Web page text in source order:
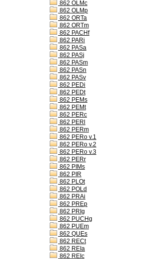
862 OLMc
862 OLMp
862 ORTa
862 ORTm
862 PACHf
862 PARi
862 PASa
862 PASj
862 PASm
862 PASn
862 PASv
862 PEDi
862 PEDt
862 PEMs
862 PEMt
862 PERc
862 PERl
862 PERm
862 PERo v.1
862 PERo v.2
862 PERo v.3
862 PERr
862 PIMs
862 PIR
862 PLOt
862 POLd
862 PRAi
862 PREp
862 PRIg
862 PUCHg
862 PUEm
862 QUEs
862 RECt
862 REIa
862 REIc